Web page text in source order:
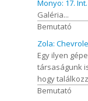
Monyo: 17.
Galéria...
Bemutató
Zola:
Egy ilyen
társaságunk
hogy
Bemutató